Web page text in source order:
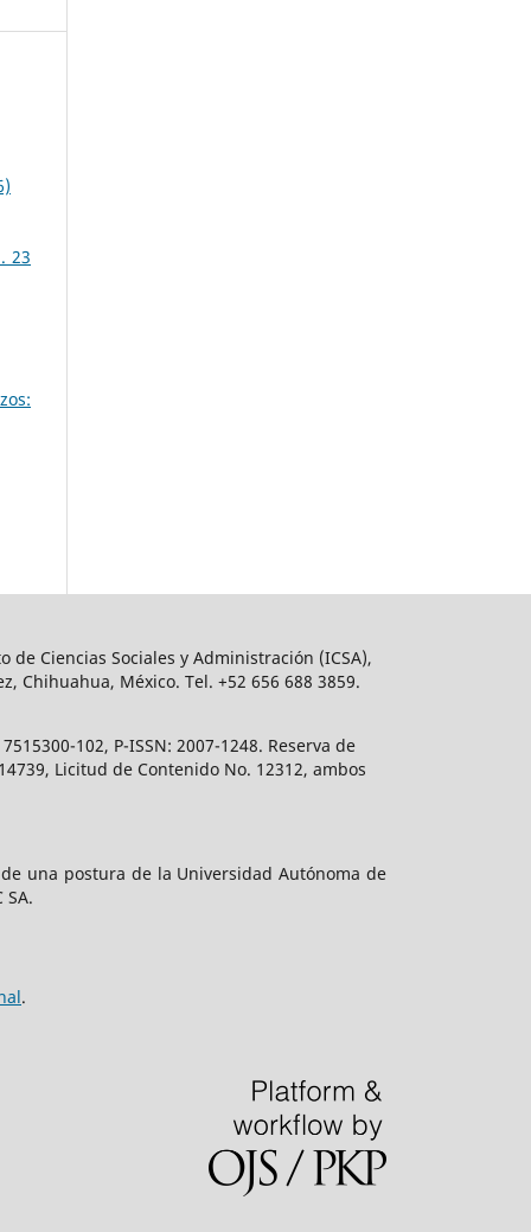
23
Ciencias Sociales y Administración (ICSA),
Chihuahua, México. Tel. +52 656 688 3859.
102, P-ISSN: 2007-1248. Reserva de
Licitud de Contenido No. 12312, ambos
una postura de la Universidad Autónoma de
.